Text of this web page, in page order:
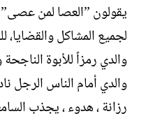
ا
ت
ب
يقولون ”العصا لمن
لجميع المشاكل
والدي رمزاً للأبوة
والدي أمام الناس الرجل
رزانة ، هدوء ، يجذب